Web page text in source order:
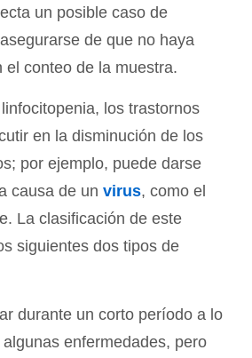
un posible caso de
de que no haya
el conteo de la muestra.
los trastornos
en la disminución de los
por ejemplo, puede darse
causa de un virus, como el
La clasificación de este
siguientes dos tipos de
durante un corto período a lo
enfermedades, pero